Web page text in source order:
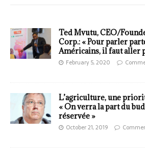
Ted Mvutu, CEO/
Corp.: « Pour parler
Américains, il faut aller
February 5, 2020
L’agriculture, une
« On verra la part du
réservée »
October 21, 2019